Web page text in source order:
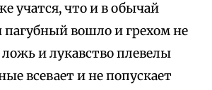
учатся, что и в обычай
пагубный вошло и грехом не
ложь и лукавство плевелы
всевает и не попускает